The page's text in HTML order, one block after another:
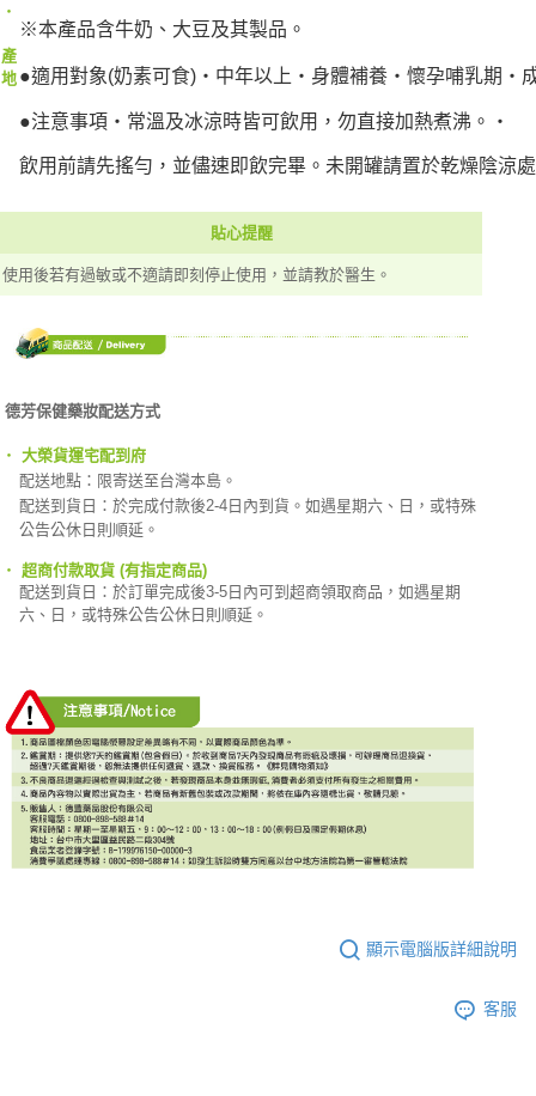
‧
產
地
※本產品含牛奶、大豆及其製品。
●適用對象(奶素可食)‧中年以上‧身體補養‧懷孕哺乳期‧
●注意事項‧常溫及冰涼時皆可飲用，勿直接加熱煮沸。‧
飲用前請先搖勻，並儘速即飲完畢。未開罐請置於乾燥陰涼
貼心提醒
使用後若有過敏或不適請即刻停止使用，並請教於醫生。
德芳保健藥妝配送方式
‧ 大榮貨運宅配到府
配送地點：限寄送至台灣本島。
配送到貨日：於完成付款後2-4日內到貨。如遇星期六、日，或特殊
公告公休日則順延。
‧ 超商付款取貨 (有指定商品)
配送到貨日：於訂單完成後3-5日內可到超商領取商品，如遇星期
六、日，或特殊公告公休日則順延。
顯示電腦版詳細說明
客服